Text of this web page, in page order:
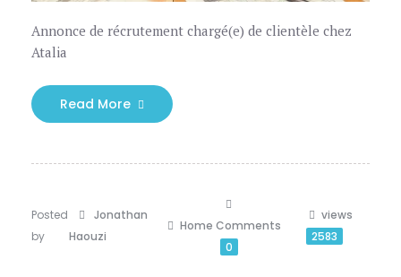
Annonce de récrutement chargé(e) de clientèle chez
Atalia
Read More
Posted
by
Jonathan
Haouzi
Home Comments
0
views
2583